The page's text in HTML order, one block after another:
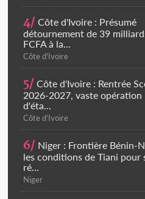
4/ Côte d'Ivoire : Présumé
détournement de 39
FCFA à la...
Côte d'Ivoire
5/ Côte d'Ivoire : Rentrée
2026-2027, vaste opération
d'éta...
Côte d'Ivoire
6/ Niger : Frontière Bénin-
les conditions de Tiani pour
ré...
Niger